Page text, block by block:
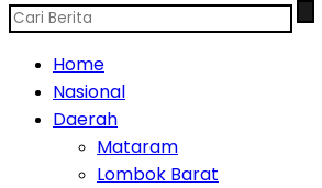
Home
Nasional
Daerah
Mataram
Lombok Barat